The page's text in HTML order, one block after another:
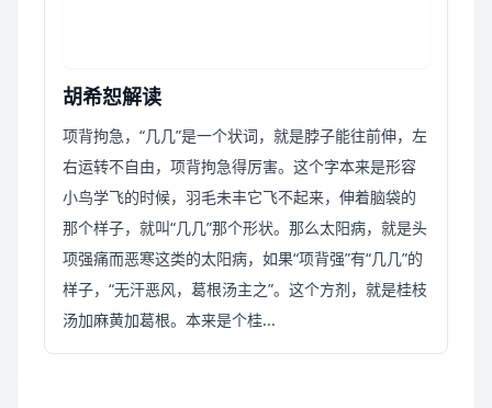
胡希恕解读
项背拘急，“几几”是一个状词，就是脖子能往前伸，左
右运转不自由，项背拘急得厉害。这个字本来是形容
小鸟学飞的时候，羽毛未丰它飞不起来，伸着脑袋的
那个样子，就叫“几几”那个形状。那么太阳病，就是头
项强痛而恶寒这类的太阳病，如果“项背强”有“几几”的
样子，“无汗恶风，葛根汤主之”。这个方剂，就是桂枝
汤加麻黄加葛根。本来是个桂...